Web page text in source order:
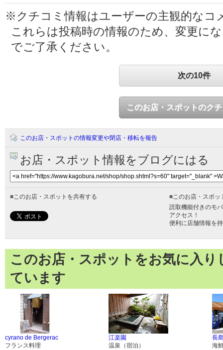
※クチコミ情報はユーザーの主観的なコ
これらは投稿時の情報のため、変更に
でご了承ください。
次の10件
このお店・スポットのク
このお店・スポットの情報変更や閉店・移転を報告
お店・スポット情報をブログにはる
■このお店・スポットを共有する ■このお店・スポッ
読取機能付きのモ
アクセス！
便利に店舗情報を
このお店・スポットをお気に入
ています
cyrano de Bergerac
フランス料理
江楽園
温泉（宿泊）
長
海